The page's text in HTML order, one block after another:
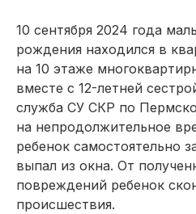
10 сентября 2024 года
рождения находился в
на 10 этаже
вместе с 12-летней
служба СУ СКР по
на непродолжительное
ребенок самостоятельно
выпал из окна. От
повреждений ребенок
происшествия.